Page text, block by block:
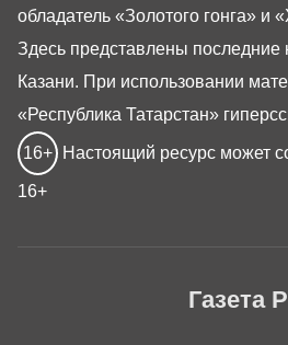
Газета
обладатель «Золотого гонга» и
Здесь представлены последние
Казани. При использовании
«Республика Татарстан»
16+ Настоящий ресурс может
16+